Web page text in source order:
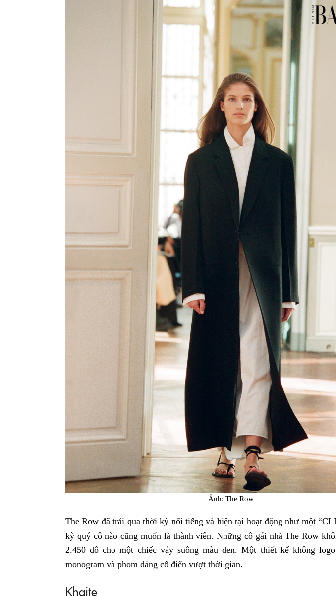
Ảnh: The Row
The Row đã trải qua thời kỳ nổi tiếng và hiện tại hoạt động như một
kỳ quý cô nào cũng muốn là thành viên. Những cô gái nhà The Row
2.450 đô cho một chiếc váy suông màu đen. Một thiết kế không
monogram và phom dáng cổ điển vượt thời gian.
Khaite